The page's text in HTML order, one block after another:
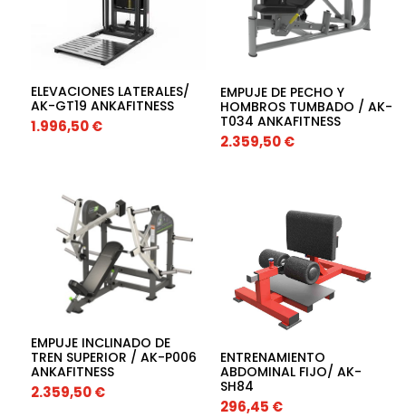
ELEVACIONES LATERALES/
AK-GT19 ANKAFITNESS
1.996,50€
EMPUJE DE PECHO Y
HOMBROS TUMBADO / AK-
T034 ANKAFITNESS
2.359,50€
EMPUJE INCLINADO DE
TREN SUPERIOR / AK-P006
ANKAFITNESS
2.359,50€
ENTRENAMIENTO
ABDOMINAL FIJO/ AK-
SH84
296,45 €